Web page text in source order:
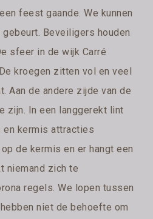
feest gaande. We kunnen
Beveiligers houden
sfeer in de wijk Carré
kroegen zitten vol en veel
Aan de andere zijde van de
zijn. In een langgerekt lint
en kermis attracties
de kermis en er hangt een
niemand zich te
regels. We lopen tussen
niet de behoefte om